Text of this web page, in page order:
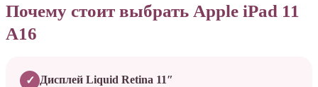
Почему стоит выбрать Apple iPad 11
A16
✓ Дисплей Liquid Retina 11″